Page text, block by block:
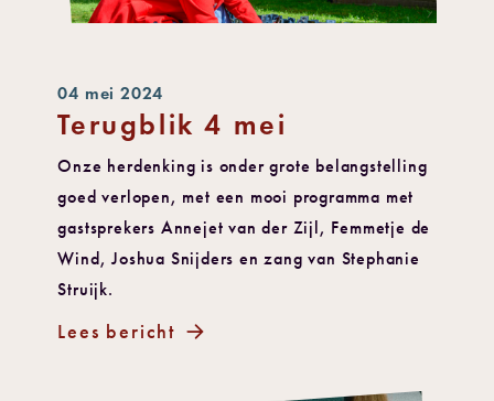
04 mei 2024
Terugblik 4 mei
Onze herdenking is onder grote belangstelling
goed verlopen, met een mooi programma met
gastsprekers Annejet van der Zijl, Femmetje de
Wind, Joshua Snijders en zang van Stephanie
Struijk.
Lees bericht